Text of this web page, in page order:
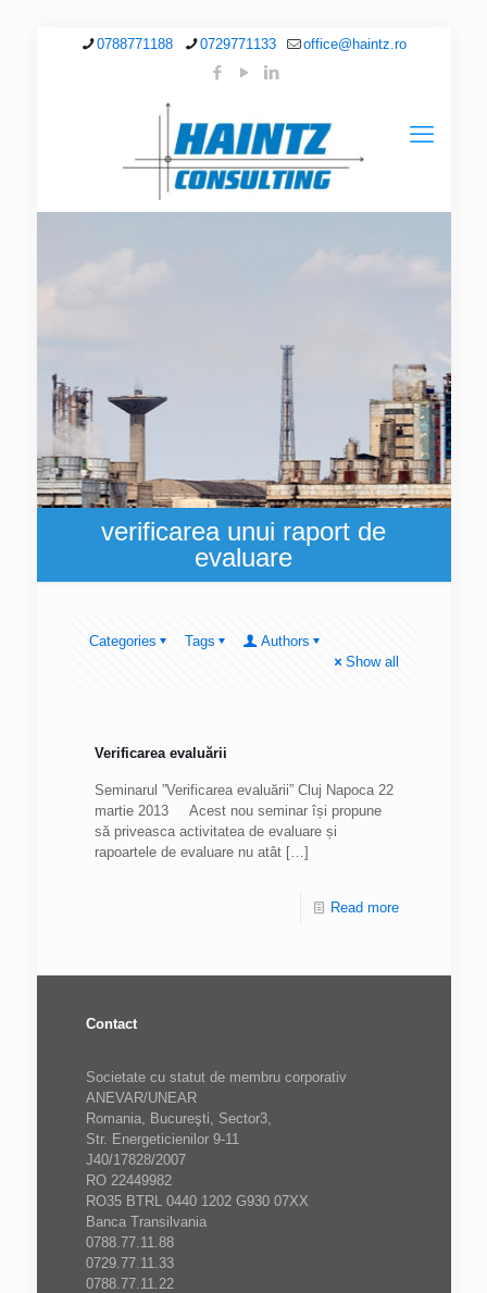
0788771188 0729771133 office@haintz.ro
verificarea unui raport de
evaluare
Categories Tags
Authors
Show all
Verificarea evaluării
Seminarul ”Verificarea evaluării” Cluj Napoca 22
martie 2013 Acest nou seminar își propune
să priveasca activitatea de evaluare și
rapoartele de evaluare nu atât[…]
Read more
Contact
Societate cu statut de membru corporativ
ANEVAR/UNEAR
Romania, Bucureşti, Sector3,
Str. Energeticienilor 9-11
J40/17828/2007
RO 22449982
RO35 BTRL 0440 1202 G930 07XX
Banca Transilvania
0788.77.11.88
0729.77.11.33
0788.77.11.22